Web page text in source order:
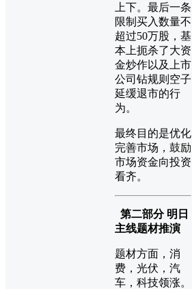
上下。最后一条
限制买入数量不
超过50万股，基
本上扼杀了大资
金炒作以及上市
公司钻规则空子
延缓退市的行
为。
最终目的是优化
完善市场，鼓励
市场资金向投资
看齐。
第二部分 明日
主线题材推演
题材方面，消
费，光伏，汽
车，科技领涨。